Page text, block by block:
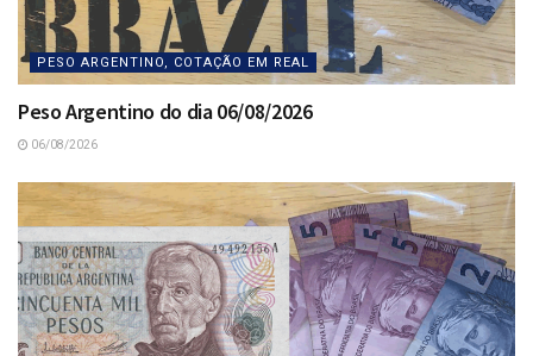
PESO ARGENTINO, COTAÇÃO EM REAL
Peso Argentino do dia 06/08/2026
06/08/2026